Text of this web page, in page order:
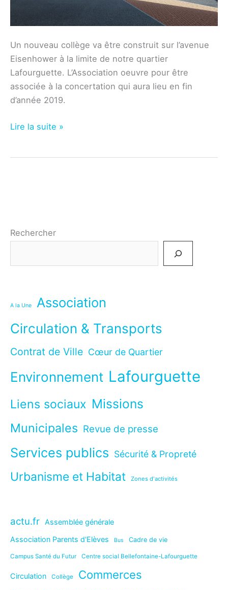
Un nouveau collège va être construit sur l’avenue
Eisenhower à la limite de notre quartier
Lafourguette. L’Association oeuvre pour être
associée à la concertation qui aura lieu en fin
d’année 2019.
Education
Lire la suite »
Rechercher
A la Une
Association
Circulation & Transports
Contrat de Ville Cœur de Quartier
Environnement Lafourguette
Liens sociaux Missions
Municipales Revue de presse
Services publics Sécurité & Propreté
Urbanisme et Habitat Zones d'activités
actu.fr Assemblée générale
Association Parents d'Elèves
Bus Cadre de vie
Campus Santé du Futur Centre social Bellefontaine-Lafourguette
Circulation Collège Commerces